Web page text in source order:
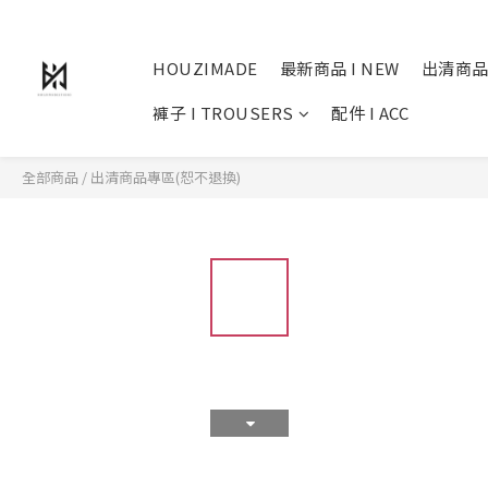
HOUZIMADE 最新商品 I NEW
出清商
褲子 I TROUSERS
配件 I ACC
全部商品 / 出清商品專區(恕不退換)